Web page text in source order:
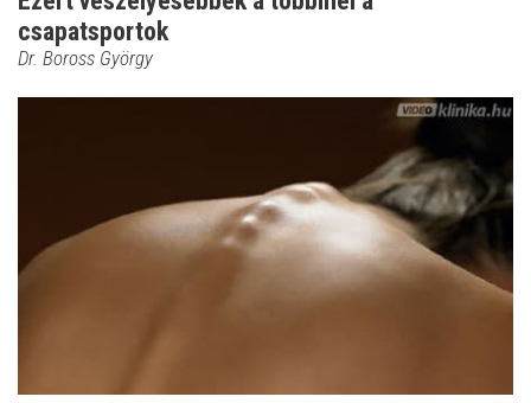
csapatsportok
Dr. Boross György